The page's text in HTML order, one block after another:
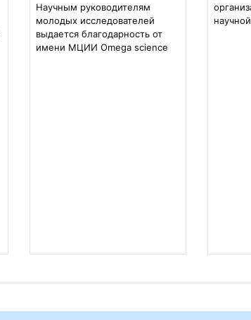
Научным руководителям
молодых исследователей
выдается благодарность от
имени МЦИИ Omega science